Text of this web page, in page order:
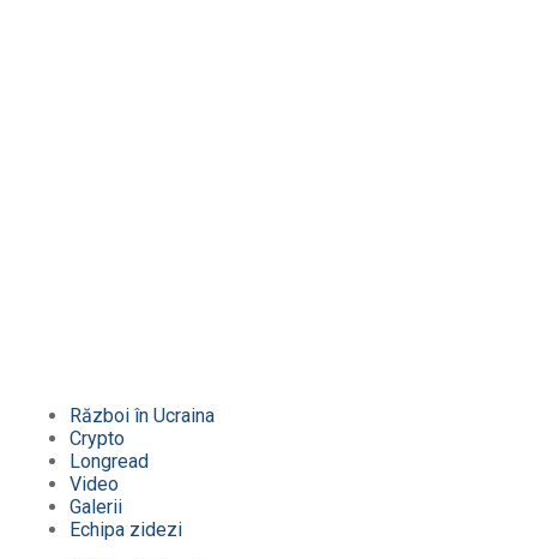
Război în Ucraina
Crypto
Longread
Video
Galerii
Echipa zidezi